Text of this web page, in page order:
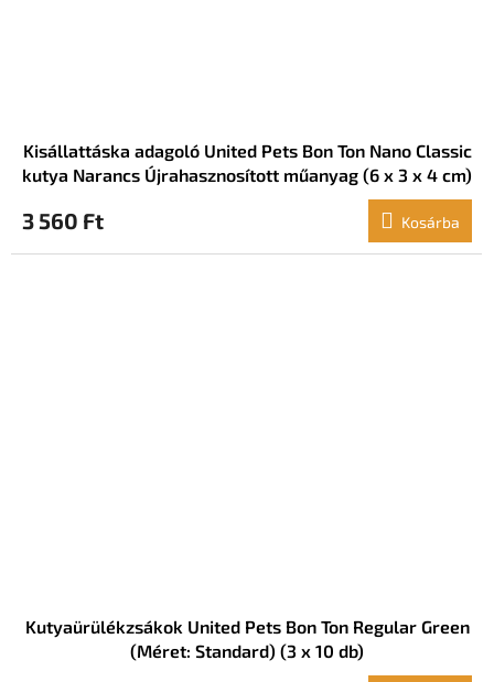
Kisállattáska adagoló United Pets Bon Ton Nano Classic
kutya Narancs Újrahasznosított műanyag (6 x 3 x 4 cm)
3 560 Ft Kosárba
Kutyaürülékzsákok United Pets Bon Ton Regular Green
(Méret: Standard) (3 x 10 db)